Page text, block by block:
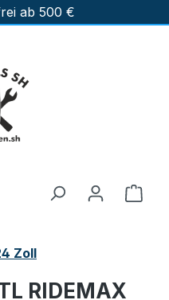
ab 500 €
Zoll
RIDEMAX